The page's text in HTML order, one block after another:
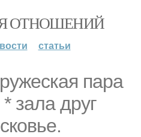
ОТНОШЕНИЙ
статьи
пара
зала друг